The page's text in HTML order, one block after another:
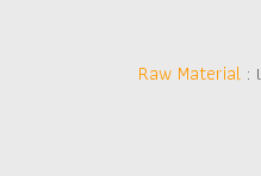
Raw Material:
Raw Material: